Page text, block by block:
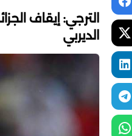
الديربي